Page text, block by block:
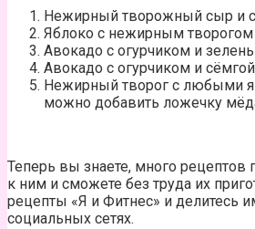
Нежирный творожный сыр и
Яблоко с нежирным творогом
Авокадо с огурчиком и
Авокадо с огурчиком и сёмгой
Нежирный творог с любыми
можно добавить ложечку
Теперь вы знаете, много рецептов
к ним и сможете без труда их
рецепты «Я и Фитнес» и делитесь
социальных сетях.